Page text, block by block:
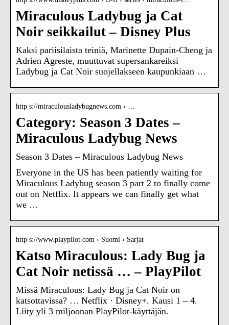
Miraculous Ladybug ja Cat
Noir seikkailut – Disney Plus
Kaksi pariisilaista teiniä, Marinette Dupain-Cheng ja
Adrien Agreste, muuttuvat supersankareiksi
Ladybug ja Cat Noir suojellakseen kaupunkiaan …
http s://miraculousladybugnews.com › …
Category: Season 3 Dates –
Miraculous Ladybug News
Season 3 Dates – Miraculous Ladybug News
Everyone in the US has been patiently waiting for
Miraculous Ladybug season 3 part 2 to finally come
out on Netflix. It appears we can finally get what
we …
http s://www.playpilot.com › Suomi › Sarjat
Katso Miraculous: Lady Bug ja
Cat Noir netissä … – PlayPilot
Missä Miraculous: Lady Bug ja Cat Noir on
katsottavissa? … Netflix · Disney+. Kausi 1 – 4.
Liity yli 3 miljoonan PlayPilot-käyttäjän.